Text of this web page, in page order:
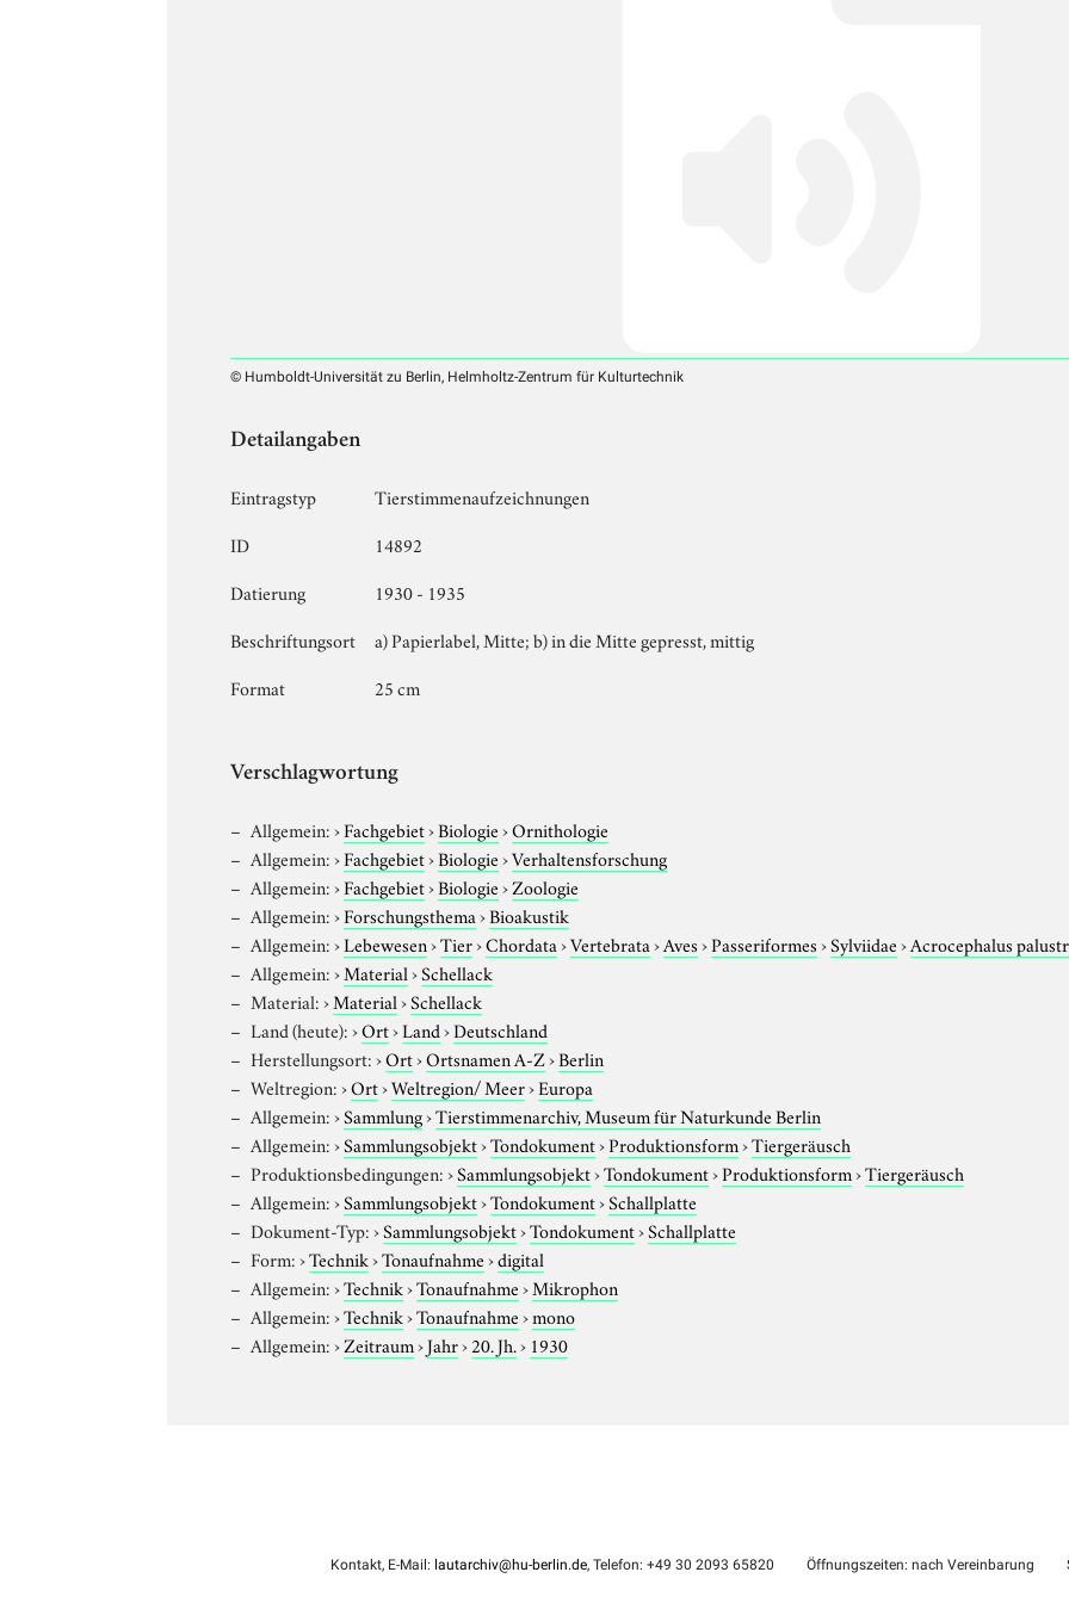
© Humboldt-Universität zu Berlin, Helmholtz-Zentrum für Kulturtechnik
Detailangaben
Eintragstyp
Tierstimmenaufzeichnungen
ID
14892
Datierung
1930 - 1935
Beschriftungsort
a) Papierlabel, Mitte; b) in die Mitte gepresst, mittig
Format
25 cm
Verschlagwortung
Allgemein:›Fachgebiet›Biologie›Ornithologie
Allgemein:›Fachgebiet›Biologie›Verhaltensforschung
Allgemein:›Fachgebiet›Biologie›Zoologie
Allgemein:›Forschungsthema›Bioakustik
Allgemein:›Lebewesen›Tier›Chordata›Vertebrata›Aves›Passeriformes›Sylviidae›Acrocephalus
Allgemein:›Material›Schellack
Material:›Material›Schellack
Land (heute):›Ort›Land›Deutschland
Herstellungsort:›Ort›Ortsnamen A-Z›Berlin
Weltregion:›Ort›Weltregion/ Meer›Europa
Allgemein:›Sammlung›Tierstimmenarchiv, Museum für Naturkunde Berlin
Allgemein:›Sammlungsobjekt›Tondokument›Produktionsform›Tiergeräusch
Produktionsbedingungen:›Sammlungsobjekt›Tondokument›Produktionsform›Tiergeräusch
Allgemein:›Sammlungsobjekt›Tondokument›Schallplatte
Dokument-Typ:›Sammlungsobjekt›Tondokument›Schallplatte
Form:›Technik›Tonaufnahme›digital
Allgemein:›Technik›Tonaufnahme›Mikrophon
Allgemein:›Technik›Tonaufnahme›mono
Allgemein:›Zeitraum›Jahr›20. Jh.› 1930
Kontakt, E-Mail: lautarchiv@hu-berlin.de, Telefon: +49 30 2093 65820 Öffnungszeiten: nach Vereinbarung